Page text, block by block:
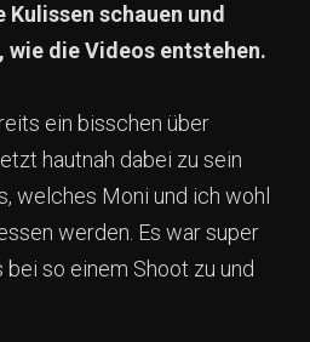
schauen und
wie die Videos entstehen.
ein bisschen über
hautnah dabei zu sein
welches Moni und ich wohl
werden. Es war super
so einem Shoot zu und